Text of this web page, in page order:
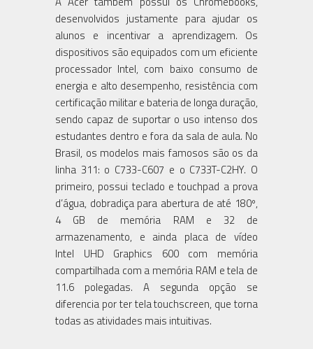
desenvolvidos justamente para ajudar os
alunos e incentivar a aprendizagem. Os
dispositivos são equipados com um eficiente
processador Intel, com baixo consumo de
energia e alto desempenho, resistência com
certificação militar e bateria de longa duração,
sendo capaz de suportar o uso intenso dos
estudantes dentro e fora da sala de aula. No
Brasil, os modelos mais famosos são os da
linha 311: o C733-C607 e o C733T-C2HY. O
primeiro, possui teclado e touchpad a prova
d’água, dobradiça para abertura de até 180º,
4 GB de memória RAM e 32 de
armazenamento, e ainda placa de vídeo
Intel UHD Graphics 600 com memória
compartilhada com a memória RAM e tela de
11.6 polegadas. A segunda opção se
diferencia por ter tela touchscreen, que torna
todas as atividades mais intuitivas.